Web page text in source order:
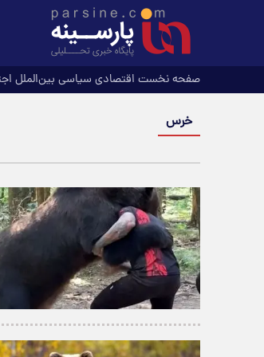
صفحه نخست اقتصادی سیاسی بین‌الملل
خرس